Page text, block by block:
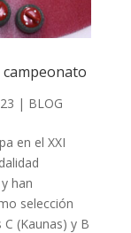
| BLOG
en el XXI
han
selección
(Kaunas) y B